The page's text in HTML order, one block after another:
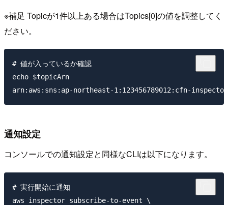
※補足 Topicが1件以上ある場合はTopics[0]の値を調整してく
ださい。
# 値が入っているか確認
echo $topicArn
通知設定
コンソールでの通知設定と同様なCLIは以下になります。
# 実行開始に通知
aws inspector subscribe-to-event \